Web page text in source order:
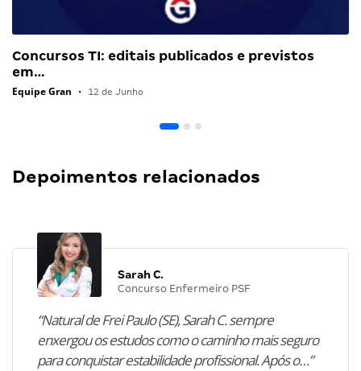
Concursos TI: editais publicados e previstos
em…
Equipe Gran • 12 de Junho
Depoimentos relacionados
Sarah C.
Concurso Enfermeiro PSF
“Natural de Frei Paulo (SE), Sarah C. sempre
enxergou os estudos como o caminho mais seguro
para conquistar estabilidade profissional. Após o…”